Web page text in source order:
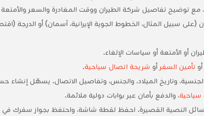
، مع توضيح تفاصيل شركة الطيران ووقت المغادرة والسعر
سبيل المثال، الخطوط الجوية الإيرانية، آسمان) أو الدرجة
أو الأمتعة أو سياسات الإلغاء.
أو تأمين السفر أو شريحة اتصال سياحية.
وتاريخ الميلاد، والجنس، وتفاصيل الاتصال. يسهّل إنشاء
سياحية، والدفع بأمان عبر بوابات دولية ملائمة.
الرسائل النصية القصيرة. احفظ لقطة شاشة، واحتفظ بجواز سفرك